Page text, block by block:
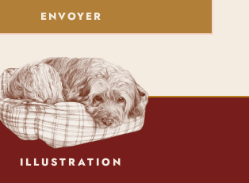
ENVOYER
ILLUSTRATION